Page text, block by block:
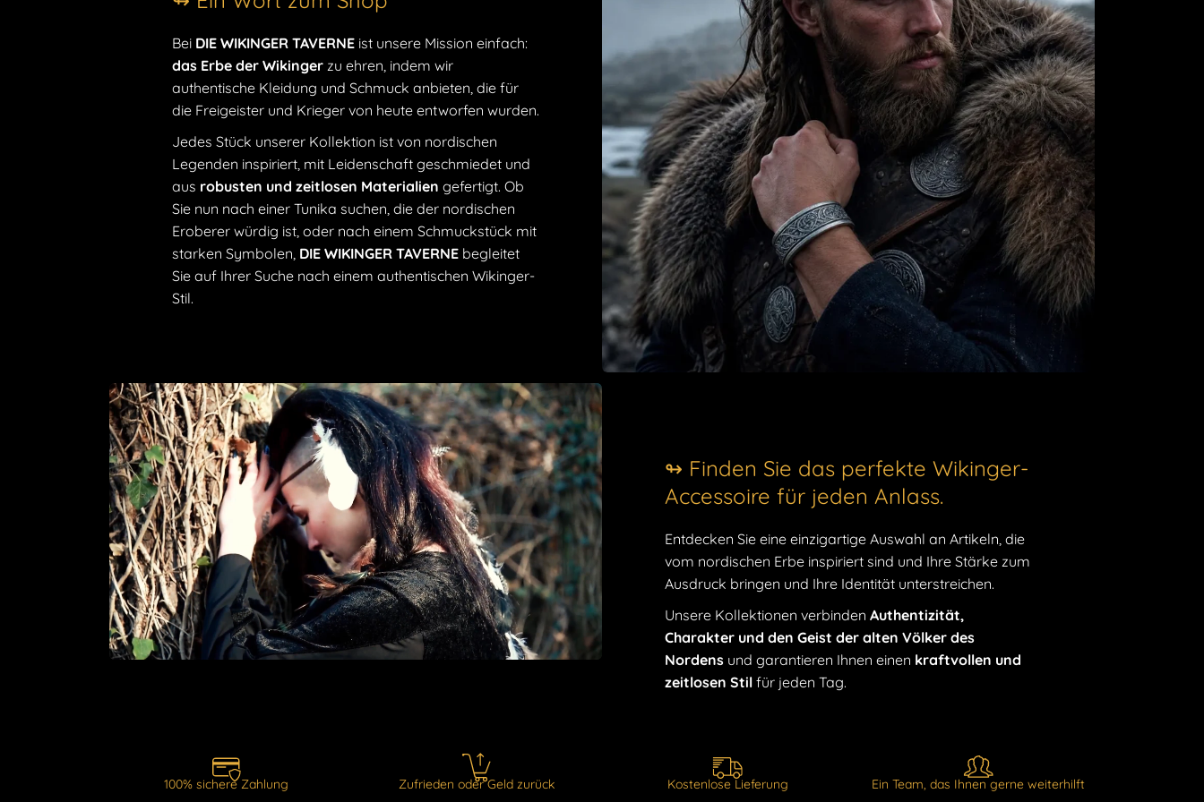
zeitübergreifenden Stück und erschaffen Sie Ihr eigenes
Epos mit diesem Armband, das das Erbe der Wikinger mit
zeitgenössischer Eleganz verschmelzen lässt.
Das Hati Skoll Symbol:Emblematische Wölfe, die den
ewigen Kreislauf des Lebens repräsentieren.
Langlebige Materialien: Robust und elegant, 316L
Stahl entworfen, um den Test der Zeit zu widerstehen.
Verstellbar und bequem:
Verstellbarer Verschluss für
eine perfekte Passform und optimalen Tragekomfort.
Authentisches Wikinger-Design:Inspiriert von der
Kunst der Wikinger, jedes Detail ist sorgfältig
ausgearbeitet.
Bedeutungsvolles Geschenk:Perfekt, um Stärke und
Schicksal auszudrücken, ein ideales Geschenk für
Wikingermänner, die sich mit Leib und Seele hingeben.
Wurden Sie von der Magie dieses Schmuckstücks im
Wikinger-Stil verzaubert? Wenn ja, dann wird Sie unser
zweifellos in seinen Bann ziehen. Dieses exquisite Stück bietet
Ihnen die einmalige Gelegenheit, Ihren Stil mit mystischer
Anmut und einem Hauch von nordischem Erbe zu
vervollständigen.
Wenn Sie nach dem perfekten Accessoire suchen, um Ihre
Verbindung zur alten nordischen Welt auszudrücken, bietet
wurde sorgfältig entworfen, um die Größe und Macht der
Götter und Legenden der Wikinger einzufangen.
Bei DIE WIKINGER TAVERNE ist unsere Mission einfach:
das Erbe der Wikinger zu ehren, indem wir
authentische Kleidung und Schmuck anbieten, die für
die Freigeister und Krieger von heute entworfen wurden.
Jedes Stück unserer Kollektion ist von nordischen
Legenden inspiriert, mit Leidenschaft geschmiedet und
aus robusten und zeitlosen Materialien gefertigt. Ob
Sie nun nach einer Tunika suchen, die der nordischen
Eroberer würdig ist, oder nach einem Schmuckstück mit
starken Symbolen, DIE WIKINGER TAVERNE begleitet
Sie auf Ihrer Suche nach einem authentischen Wikinger-
Stil.
↬ Finden Sie das perfekte Wikinger-
Accessoire für jeden Anlass.
Entdecken Sie eine einzigartige Auswahl an Artikeln, die
vom nordischen Erbe inspiriert sind und Ihre Stärke zum
Ausdruck bringen und Ihre Identität unterstreichen.
Unsere Kollektionen verbinden Authentizität,
Charakter und den Geist der alten Völker des
Nordens und garantieren Ihnen einen kraftvollen und
zeitlosen Stil für jeden Tag.
100% sichere Zahlung Zufrieden oder Geld zurück Kostenlose Lieferung Ein Team, das Ihnen gerne weiterhilft